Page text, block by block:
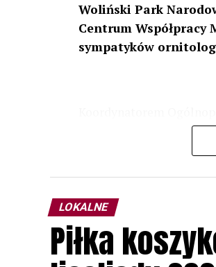
Woliński Park
Centrum Współpracy
sympatyków
odbędzie się w dniach
Wszystkich uczestników
rozpoznawanie głosów
zapisy.
LOKALNE
Piłka